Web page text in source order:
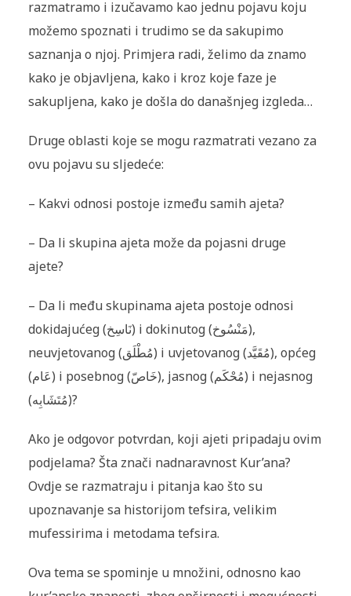
razmatramo i izučavamo kao jednu pojavu koju
možemo spoznati i trudimo se da sakupimo
saznanja o njoj. Primjera radi, želimo da znamo
kako je objavljena, kako i kroz koje faze je
sakupljena, kako je došla do današnjeg izgleda…
Druge oblasti koje se mogu razmatrati vezano za
ovu pojavu su sljedeće:
– Kakvi odnosi postoje između samih ajeta?
– Da li skupina ajeta može da pojasni druge
ajete?
– Da li među skupinama ajeta postoje odnosi
dokidajućeg (نَاسِخ) i dokinutog (مَنْسُوخ),
neuvjetovanog (مُطْلَق) i uvjetovanog (مُقَيَّد), općeg
(عَام) i posebnog (خَاصّ), jasnog (مُحْکَم) i nejasnog
(مُتَشَابِه)?
Ako je odgovor potvrdan, koji ajeti pripadaju ovim
podjelama? Šta znači nadnaravnost Kur’ana?
Ovdje se razmatraju i pitanja kao što su
upoznavanje sa historijom tefsira, velikim
mufessirima i metodama tefsira.
Ova tema se spominje u množini, odnosno kao